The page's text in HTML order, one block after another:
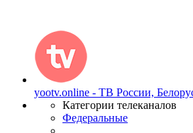
yootv.online - ТВ России,
Категории телеканалов
Федеральные